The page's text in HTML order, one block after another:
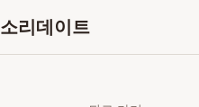
소리데이트